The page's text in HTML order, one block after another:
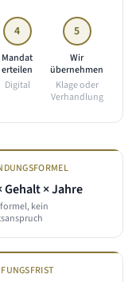
4
Mandat
erteilen
Digital
5
Wir
übernehmen
Klage oder
Verhandlung
Gehalt × Jahre
kein